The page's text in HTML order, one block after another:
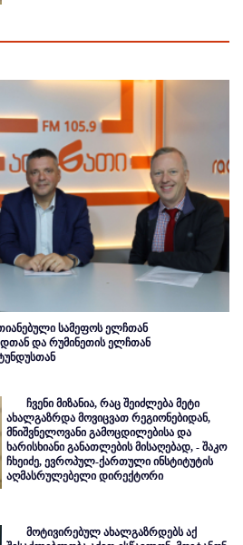
სამეფოს ელჩთან
და რუმინეთის ელჩთან
ჩვენი მიზანია, რაც შეიძლება მეტი
ახალგაზრდა მოვიცვათ რეგიონებიდან,
მნიშვნელოვანი გამოცდილებისა და
ხარისხიანი განათლების მისაღებად, - შაკო
ჩხეიძე, ევროპულ-ქართული ინსტიტუტის
აღმასრულებელი დირექტორი
მოტივირებულ ახალგაზრდებს აქ